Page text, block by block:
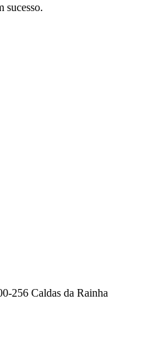
sucesso.
256 Caldas da Rainha